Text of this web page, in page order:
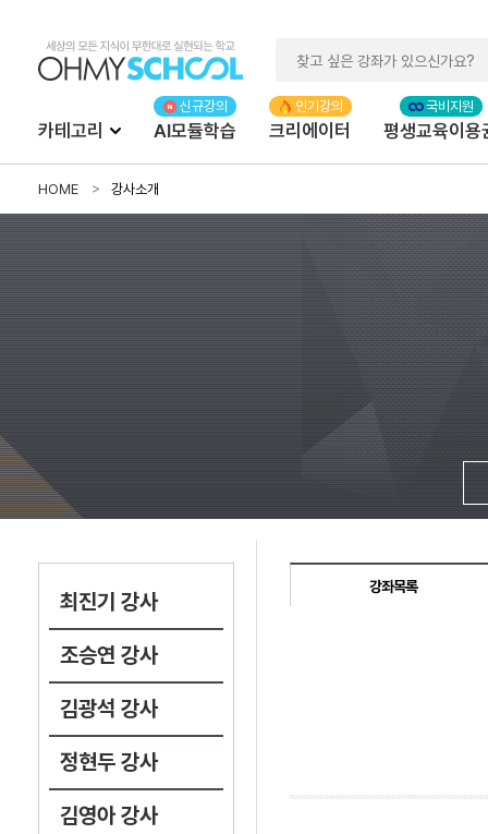
카테고리 AI모듈학습 크리에이터 평생교육이용
HOME 강사소개
최진기 강사
조승연 강사
김광석 강사
정현두 강사
김영아 강사
강좌목록